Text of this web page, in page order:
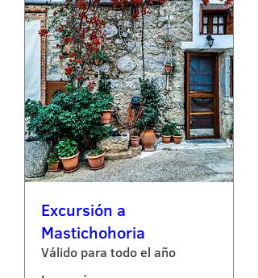
Excursión a
Mastichohoria
Válido para todo el año